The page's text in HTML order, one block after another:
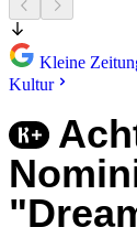
Kleine
Kultur